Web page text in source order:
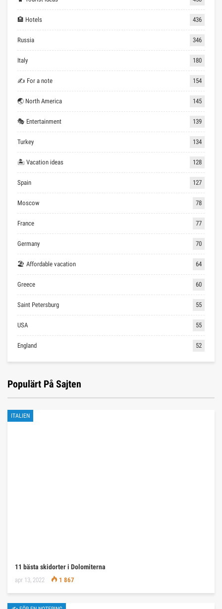
🏨 Hotels 436
Russia 346
Italy 180
✍ For a note 154
🌏 North America 145
🎭 Entertainment 139
Turkey 134
🏝 Vacation ideas 128
Spain 127
Moscow 78
France 77
Germany 70
🏖 Affordable vacation 64
Greece 60
Saint Petersburg 55
USA 55
England 52
Populärt På Sajten
ITALIEN
11 bästa skidorter i Dolomiterna
apr 13, 2022 1 867